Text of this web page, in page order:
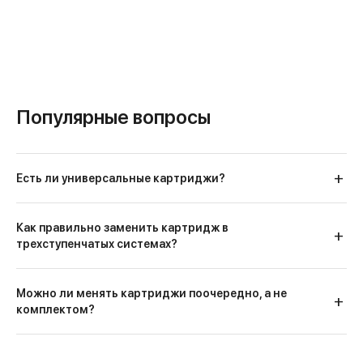
Популярные вопросы
Есть ли универсальные картриджи?
Как правильно заменить картридж в
трехступенчатых системах?
Можно ли менять картриджи поочередно, а не
комплектом?